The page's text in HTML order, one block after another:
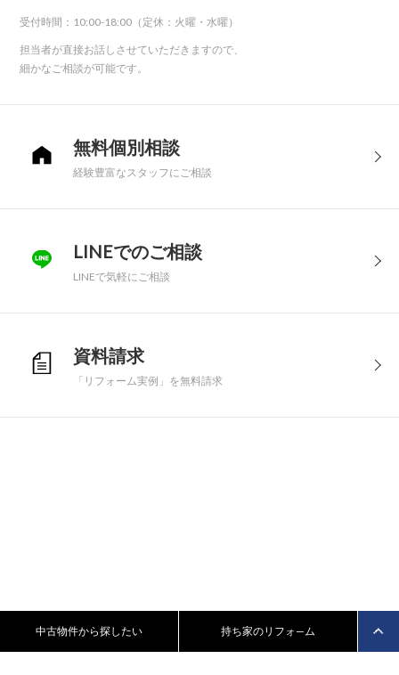
受付時間：10:00-18:00（定休：火曜・水曜）
担当者が直接お話しさせていただきますので、
細かなご相談が可能です。
無料個別相談
経験豊富なスタッフにご相談
LINEでのご相談
LINEで気軽にご相談
資料請求
「リフォーム実例」を無料請求
中古物件から探したい 持ち家のリフォ—ム